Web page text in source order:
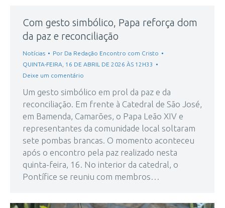
Com gesto simbólico, Papa reforça dom
da paz e reconciliação
Notícias Por Da Redação Encontro com Cristo
QUINTA-FEIRA, 16 DE ABRIL DE 2026 ÀS 12H33
Deixe um comentário
Um gesto simbólico em prol da paz e da
reconciliação. Em frente à Catedral de São José,
em Bamenda, Camarões, o Papa Leão XIV e
representantes da comunidade local soltaram
sete pombas brancas. O momento aconteceu
após o encontro pela paz realizado nesta
quinta-feira, 16. No interior da catedral, o
Pontífice se reuniu com membros…